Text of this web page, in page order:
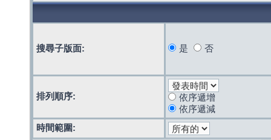
搜尋子版面: 是 否
排列順序:
依序遞增
依序遞減
時間範圍: